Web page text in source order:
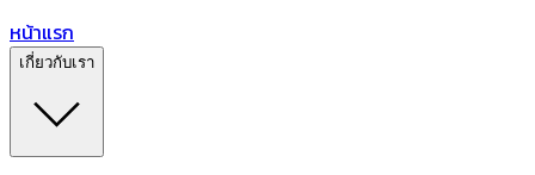
หน้าแรก
เกี่ยวกับเรา